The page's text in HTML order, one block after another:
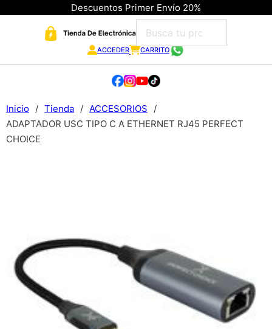
Descuentos Primer Envío 20%
ACCEDER CARRITO
Inicio / Tienda / ACCESORIOS
/
ADAPTADOR USC TIPO C A ETHERNET RJ45 PERFECT
CHOICE